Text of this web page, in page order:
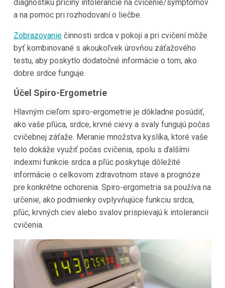
diagnostiku príčiny intolerancie na cvičenie/symptómov
a na pomoc pri rozhodovaní o liečbe.
Zobrazovaniečinnosti srdca v pokoji a pri cvičení môže
byť kombinované s akoukoľvek úrovňou záťažového
testu, aby poskytlo dodatočné informácie o tom, ako
dobre srdce funguje.
Účel Spiro-Ergometrie
Hlavným cieľom spiro-ergometrie je dôkladne posúdiť,
ako vaše pľúca, srdce, krvné cievy a svaly fungujú počas
cvičebnej záťaže. Meranie množstva kyslíka, ktoré vaše
telo dokáže využiť počas cvičenia, spolu s ďalšími
indexmi funkcie srdca a pľúc poskytuje dôležité
informácie o celkovom zdravotnom stave a prognóze
pre konkrétne ochorenia. Spiro-ergometria sa používa na
určenie, ako podmienky ovplyvňujúce funkciu srdca,
pľúc, krvných ciev alebo svalov prispievajú k intolerancii
cvičenia.